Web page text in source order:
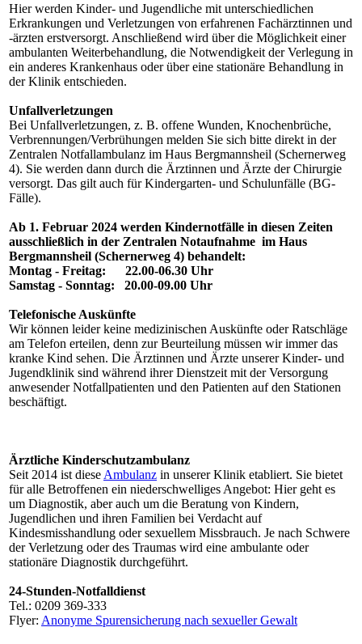
Hier werden Kinder- und Jugendliche mit unterschiedlichen
Erkrankungen und Verletzungen von erfahrenen Fachärztinnen und
-ärzten erstversorgt. Anschließend wird über die Möglichkeit einer
ambulanten Weiterbehandlung, die Notwendigkeit der Verlegung in
ein anderes Krankenhaus oder über eine stationäre Behandlung in
der Klinik entschieden.
Unfallverletzungen
Bei Unfallverletzungen, z. B. offene Wunden, Knochenbrüche,
Verbrennungen/Verbrühungen melden Sie sich bitte direkt in der
Zentralen Notfallambulanz im Haus Bergmannsheil (Schernerweg
4). Sie werden dann durch die Ärztinnen und Ärzte der Chirurgie
versorgt. Das gilt auch für Kindergarten- und Schulunfälle (BG-
Fälle).
Ab 1. Februar 2024 werden Kindernotfälle in diesen Zeiten
ausschließlich in der Zentralen Notaufnahme im Haus
Bergmannsheil (Schernerweg 4) behandelt:
Montag - Freitag: 22.00-06.30 Uhr
Samstag - Sonntag: 20.00-09.00 Uhr
Telefonische Auskünfte
Wir können leider keine medizinischen Auskünfte oder Ratschläge
am Telefon erteilen, denn zur Beurteilung müssen wir immer das
kranke Kind sehen. Die Ärztinnen und Ärzte unserer Kinder- und
Jugendklinik sind während ihrer Dienstzeit mit der Versorgung
anwesender Notfallpatienten und den Patienten auf den Stationen
beschäftigt.
Ärztliche Kinderschutzambulanz
Seit 2014 ist diese Ambulanz in unserer Klinik etabliert. Sie bietet
für alle Betroffenen ein niederschwelliges Angebot: Hier geht es
um Diagnostik, aber auch um die Beratung von Kindern,
Jugendlichen und ihren Familien bei Verdacht auf
Kindesmisshandlung oder sexuellem Missbrauch. Je nach Schwere
der Verletzung oder des Traumas wird eine ambulante oder
stationäre Diagnostik durchgeführt.
24-Stunden-Notfalldienst
Tel.: 0209 369-333
Flyer: Anonyme Spurensicherung nach sexueller Gewalt